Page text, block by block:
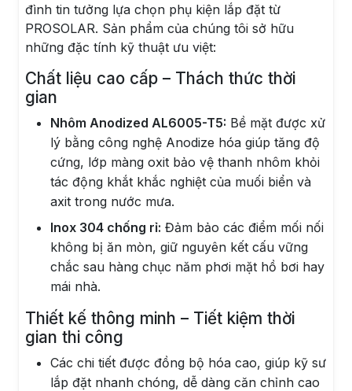
đình tin tưởng lựa chọn phụ kiện lắp đặt từ
PROSOLAR. Sản phẩm của chúng tôi sở hữu
những đặc tính kỹ thuật ưu việt:
Chất liệu cao cấp – Thách thức thời
gian
Nhôm Anodized AL6005-T5: Bề mặt được xử
lý bằng công nghệ Anodize hóa giúp tăng độ
cứng, lớp màng oxit bảo vệ thanh nhôm khỏi
tác động khắt khắc nghiệt của muối biển và
axit trong nước mưa.
Inox 304 chống rỉ: Đảm bảo các điểm mối nối
không bị ăn mòn, giữ nguyên kết cấu vững
chắc sau hàng chục năm phơi mặt hồ bơi hay
mái nhà.
Thiết kế thông minh – Tiết kiệm thời
gian thi công
Các chi tiết được đồng bộ hóa cao, giúp kỹ sư
lắp đặt nhanh chóng, dễ dàng căn chỉnh cao